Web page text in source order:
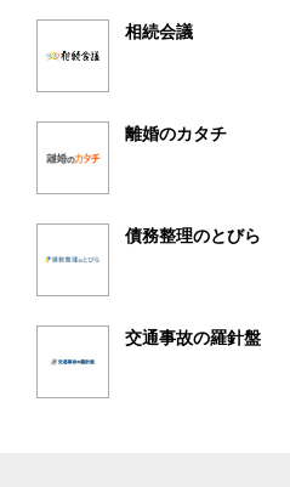
相続会議
離婚のカタチ
債務整理のとびら
交通事故の羅針盤